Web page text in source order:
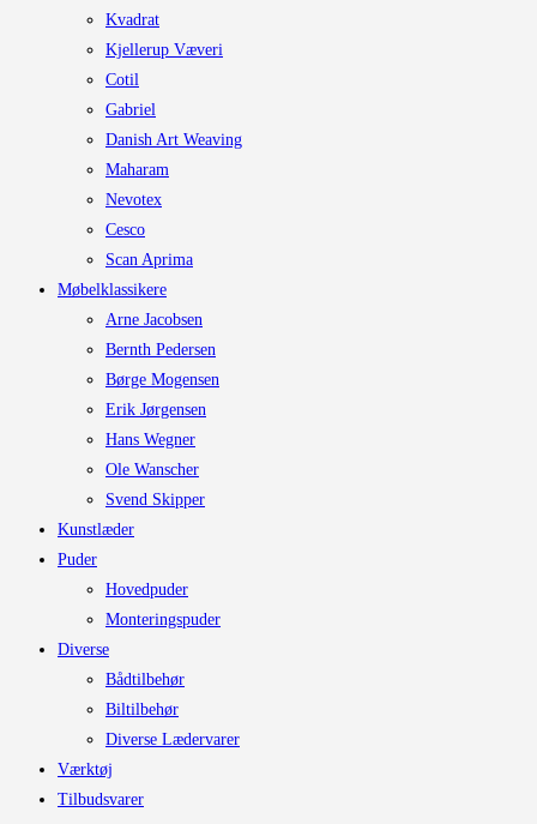
Kvadrat
Kjellerup Væveri
Cotil
Gabriel
Danish Art Weaving
Maharam
Nevotex
Cesco
Scan Aprima
Møbelklassikere
Arne Jacobsen
Bernth Pedersen
Børge Mogensen
Erik Jørgensen
Hans Wegner
Ole Wanscher
Svend Skipper
Kunstlæder
Puder
Hovedpuder
Monteringspuder
Diverse
Bådtilbehør
Biltilbehør
Diverse Lædervarer
Værktøj
Tilbudsvarer